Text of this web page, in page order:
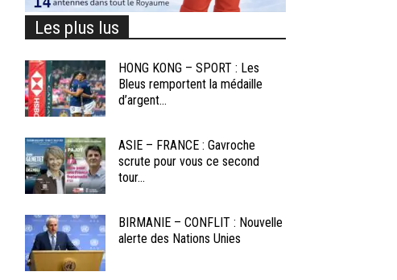
Les plus lus
HONG KONG – SPORT : Les
Bleus remportent la médaille
d’argent...
ASIE – FRANCE : Gavroche
scrute pour vous ce second
tour...
BIRMANIE – CONFLIT : Nouvelle
alerte des Nations Unies